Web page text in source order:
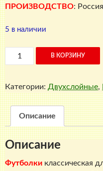
ПРОИЗВОДСТВО: Россия
5 в наличии
Количество
товара
Футболка
классическая
для
сублимации
LIFE,
двухслойная
-
размер
В КОРЗИНУ
Категории: Двухслойные,
Описание
Описание
Футболки классическая